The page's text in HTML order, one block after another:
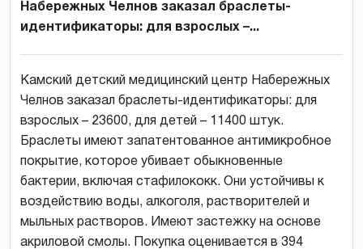
Набережных Челнов заказал браслеты-
идентификаторы: для взрослых –...
Камский детский медицинский центр Набережных
Челнов заказал браслеты-идентификаторы: для
взрослых – 23600, для детей – 11400 штук.
Браслеты имеют запатентованное антимикробное
покрытие, которое убивает обыкновенные
бактерии, включая стафилококк. Они устойчивы к
воздействию воды, алкоголя, растворителей и
мыльных растворов. Имеют застежку на основе
акриловой смолы. Покупка оценивается в 394